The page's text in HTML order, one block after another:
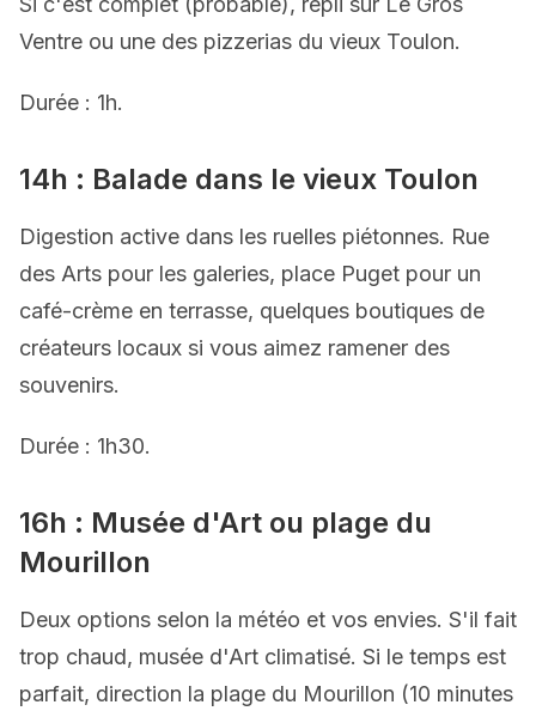
Ventre ou une des pizzerias du vieux Toulon.
Durée : 1h.
14h : Balade dans le vieux Toulon
Digestion active dans les ruelles piétonnes. Rue
des Arts pour les galeries, place Puget pour un
café-crème en terrasse, quelques boutiques de
créateurs locaux si vous aimez ramener des
souvenirs.
Durée : 1h30.
16h : Musée d'Art ou plage du
Mourillon
Deux options selon la météo et vos envies. S'il fait
trop chaud, musée d'Art climatisé. Si le temps est
parfait, direction la plage du Mourillon (10 minutes